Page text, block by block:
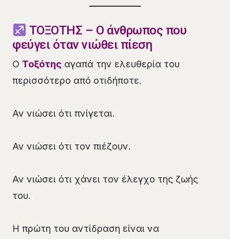
ΤΟΞΟΤΗΣ – Ο άνθρωπος που
φεύγει όταν νιώθει πίεση
Ο Τοξότης αγαπά την ελευθερία του
περισσότερο από οτιδήποτε.
Αν νιώσει ότι πνίγεται.
Αν νιώσει ότι τον πιέζουν.
Αν νιώσει ότι χάνει τον έλεγχο της ζωής
του.
Η πρώτη του αντίδραση είναι να